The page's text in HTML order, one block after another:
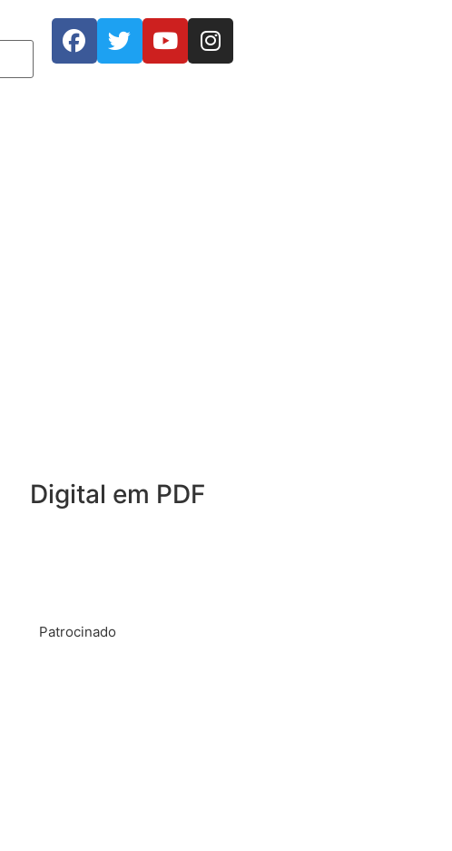
Digital em PDF
Patrocinado